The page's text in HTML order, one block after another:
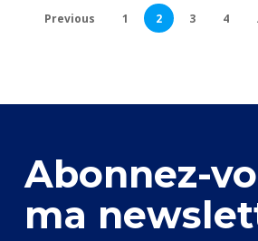
Previous 1 2 3 4
Abonnez-
ma